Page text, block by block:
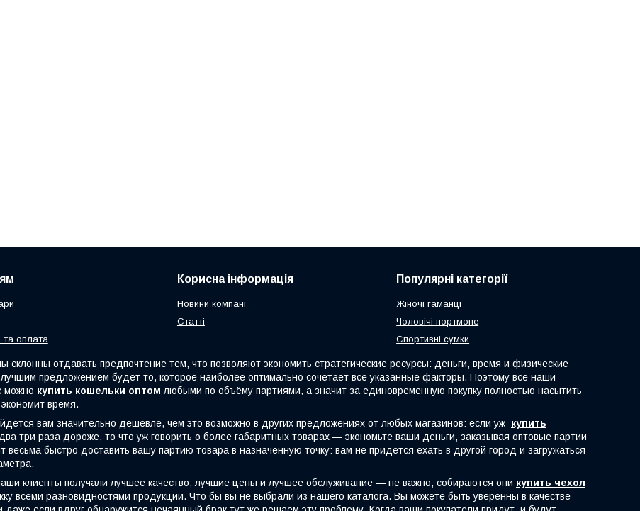
та оплата
Корисна інформація
Новини компанії
Статті
Популярні категорії
Жіночі гаманці
Чоловічі портмоне
Спортивні сумки
отдавать предпочтение тем, что позволяют экономить стратегические ресурсы: деньги, время и физические
предложением будет то, которое наиболее оптимально сочетает все указанные факторы. Поэтому все наши
можно купить кошельки оптом любыми по объёму партиями, а значит за единовременную покупку полностью насытить
время.
вам значительно дешевле, чем это возможно в других предложениях от любых магазинов: если уж купить
три раза дороже, то что уж говорить о более габаритных товарах — экономьте ваши деньги, заказывая оптовые партии
быстро доставить вашу партию товара в назначенную точку: вам не придётся ехать в другой город и загружаться
клиенты получали лучшее качество, лучшие цены и лучшее обслуживание — не важно, собираются они купить чехол
всеми разновидностями продукции. Что бы вы не выбрали из нашего каталога. Вы можете быть уверенны в качестве